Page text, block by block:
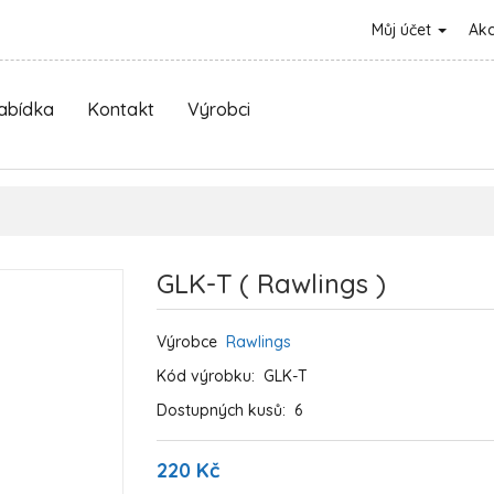
Můj účet
Kontakt Výrobci
GLK-T ( Rawlings )
Výrobce Rawlings
Kód výrobku: GLK-T
Dostupných kusů: 6
220 Kč